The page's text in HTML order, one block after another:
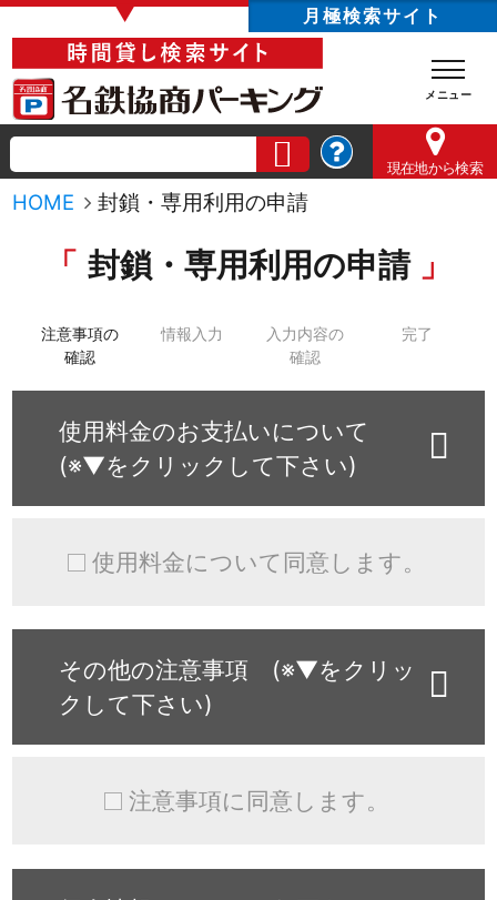
▼ 月極検索サイト
現在地から検索
HOME 封鎖・専用利用の申請
封鎖・専用利用の申請
注意事項の
確認
情報入力
入力内容の
確認
完了
使用料金のお支払いについて
(※▼をクリックして下さい)
使用料金について同意します。
その他の注意事項 (※▼をクリッ
クして下さい)
注意事項に同意します。